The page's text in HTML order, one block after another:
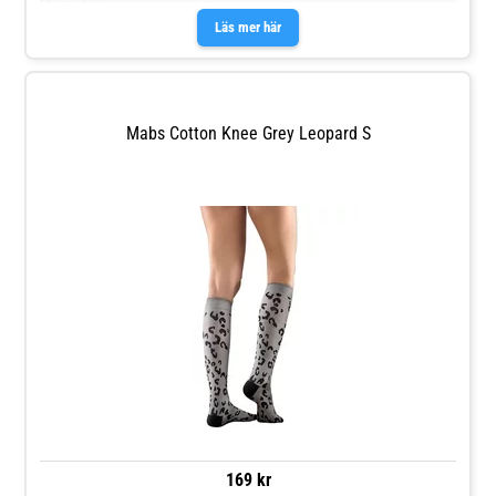
Läs mer här
Mabs Cotton Knee Grey Leopard S
169 kr